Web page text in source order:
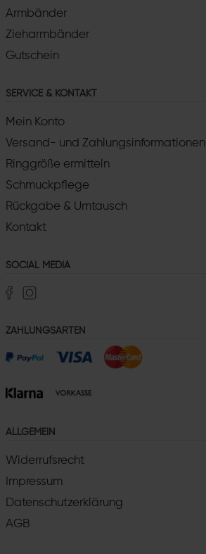
Armbänder
Zieharmbänder
Gutschein
SERVICE & KONTAKT
Mein Konto
Versand- und Zahlungsinformationen
Ringgröße ermitteln
Schmuckpflege
Rückgabe & Umtausch
Kontakt
SOCIAL MEDIA
ZAHLUNGSARTEN
ALLGEMEIN
Widerrufsrecht
Impressum
Datenschutzerklärung
AGB